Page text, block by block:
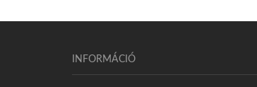
INFORMÁCIÓ